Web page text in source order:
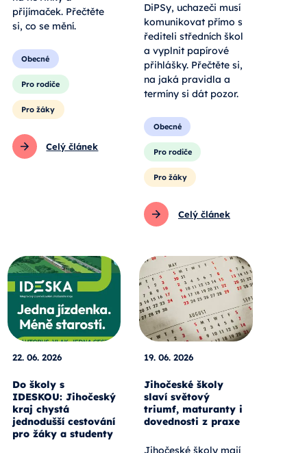
přijímaček. Přečtěte
si, co se mění.
Obecné
Pro rodiče
Pro žáky
Celý článek
DiPSy, uchazeči musí
komunikovat přímo s
řediteli středních škol
a vyplnit papírové
přihlášky. Přečtěte si,
na jaká pravidla a
termíny si dát pozor.
Obecné
Pro rodiče
Pro žáky
Celý článek
22. 06. 2026
Do školy s
IDESKOU: Jihočeský
kraj chystá
jednodušší cestování
pro žáky a studenty
19. 06. 2026
Jihočeské školy
slaví světový
triumf, maturanty i
dovednosti z praxe
Jihočeské školy mají